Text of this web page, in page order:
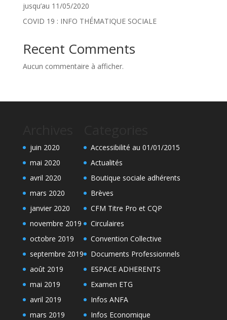
jusqu’au 11/05/2020
COVID 19 : INFO THÉMATIQUE SOCIALE
Recent Comments
Aucun commentaire à afficher.
juin 2020
mai 2020
avril 2020
mars 2020
janvier 2020
novembre 2019
octobre 2019
septembre 2019
août 2019
mai 2019
avril 2019
mars 2019
Accessibilité au 01/01/2015
Actualités
Boutique sociale adhérents
Brèves
CFM Titre Pro et CQP
Circulaires
Convention Collective
Documents Professionnels
ESPACE ADHERENTS
Examen ETG
Infos ANFA
Infos Economique